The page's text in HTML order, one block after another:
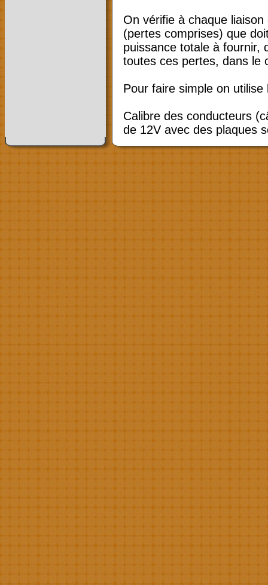
On vérifie à chaque
(pertes comprises) que
puissance totale à fournir,
toutes ces pertes, dans le
Pour faire simple on
Calibre des conducteurs
de 12V avec des plaques